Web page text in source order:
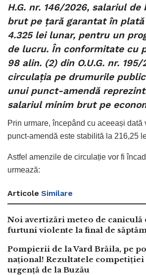
H.G. nr. 146/2026, salariul de
brut pe țară garantat în
4.325 lei lunar, pentru un
de lucru. În conformitate cu
98 alin. (2) din O.U.G. nr.
circulația pe drumurile
unui punct-amendă
salariul minim brut pe
Prin urmare, începând cu aceeași dată
punct-amendă este stabilită la 216,25
Astfel amenzile de circulație vor fi
urmează:
Articole Similare
Noi avertizări meteo de caniculă
furtuni violente la final de
Pompierii de la Vard Brăila, pe
național! Rezultatele
urgență de la Buzău